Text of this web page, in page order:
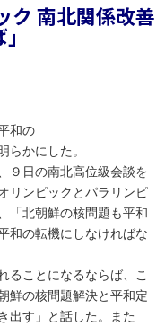
ク 南北関係改善
和の
らかにした。
９日の南北高位級会談を
リンピックとパラリンピ
「北朝鮮の核問題も平和
和の転機にしなければな
ることになるならば、こ
鮮の核問題解決と平和定
出す」と話した。また